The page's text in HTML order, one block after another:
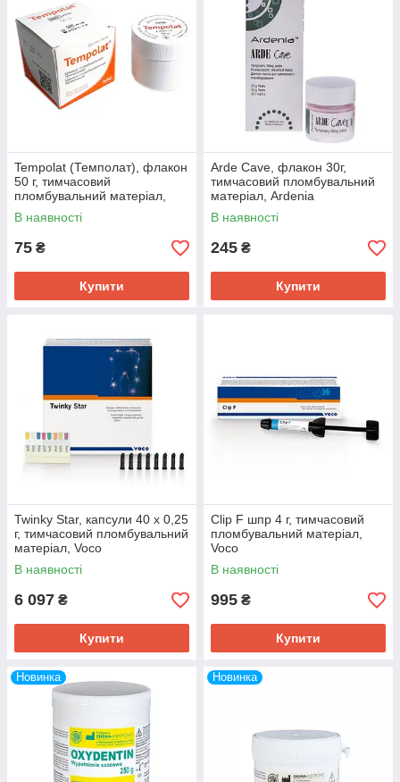
Tempolat (Темполат), флакон
50 г, тимчасовий
пломбувальний матеріал,
Latus
В наявності
75 ₴
Купити
Arde Cave, флакон 30г,
тимчасовий пломбувальний
матеріал, Ardenia
В наявності
245 ₴
Купити
Twinky Star, капсули 40 х 0,25
г, тимчасовий пломбувальний
матеріал, Voco
В наявності
6 097 ₴
Купити
Clip F шпр 4 г, тимчасовий
пломбувальний матеріал,
Voco
В наявності
995 ₴
Купити
Новинка Новинка